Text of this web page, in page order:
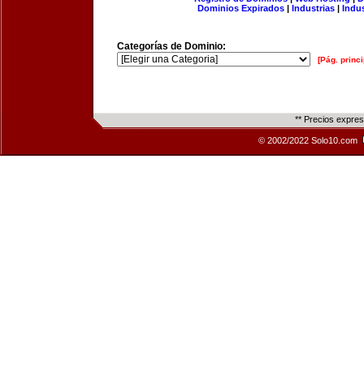
Dominios Expirados | Industrias |
Categorías de Dominio:
[Pág.
** Precios
© 2002/2022 Solo10.com